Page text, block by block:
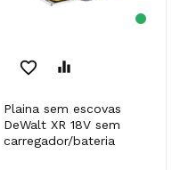
favorite_border equalizer
Plaina sem escovas
DeWalt XR 18V sem
carregador/bateria